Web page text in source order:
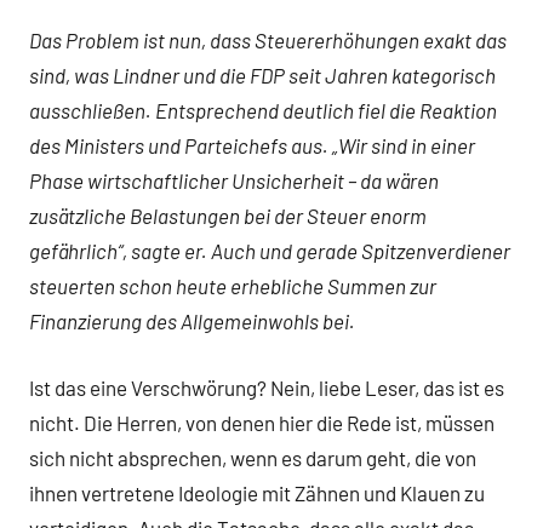
Das Problem ist nun, dass Steuererhöhungen exakt das
sind, was Lindner und die FDP seit Jahren kategorisch
ausschließen. Entsprechend deutlich fiel die Reaktion
des Ministers und Parteichefs aus. „Wir sind in einer
Phase wirtschaftlicher Unsicherheit – da wären
zusätzliche Belastungen bei der Steuer enorm
gefährlich“, sagte er. Auch und gerade Spitzenverdiener
steuerten schon heute erhebliche Summen zur
Finanzierung des Allgemeinwohls bei.
Ist das eine Verschwörung? Nein, liebe Leser, das ist es
nicht. Die Herren, von denen hier die Rede ist, müssen
sich nicht absprechen, wenn es darum geht, die von
ihnen vertretene Ideologie mit Zähnen und Klauen zu